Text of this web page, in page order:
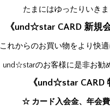
たまにはゆったりいきま
《und☆star CARD 新規
これからのお買い物をより快適
und☆starのお客様に是非お勧
《und☆star CARD
☆ カード入会金、年会